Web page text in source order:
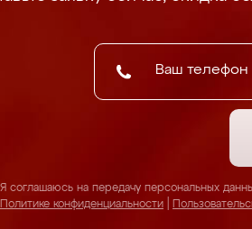
Я соглашаюсь на передачу персональных
Политике конфиденциальности